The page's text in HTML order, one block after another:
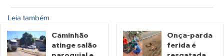
Leia também
Caminhão
atinge salão
Onça-parda
ferida é